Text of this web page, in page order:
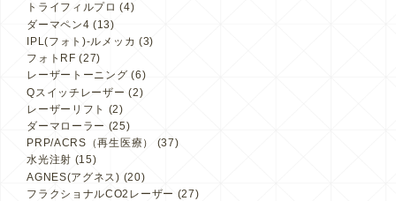
トライフィルプロ (4)
ダーマペン4 (13)
IPL(フォト)-ルメッカ (3)
フォトRF (27)
レーザートーニング (6)
Qスイッチレーザー (2)
レーザーリフト (2)
ダーマローラー (25)
PRP/ACRS（再生医療）
(37)
水光注射 (15)
AGNES(アグネス) (20)
フラクショナルCO2レーザー (27)